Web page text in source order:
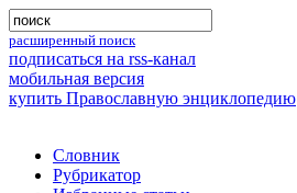
расширенный поиск
подписаться на rss-канал
мобильная версия
купить Православную энциклопедию
Словник
Рубрикатор